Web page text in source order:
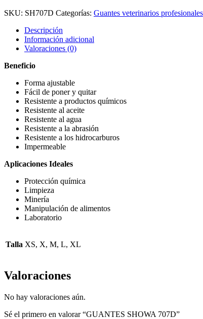
SKU: SH707D Categorías: Guantes veterinarios profesionales
Descripción
Información adicional
Valoraciones (0)
Beneficio
Forma ajustable
Fácil de poner y quitar
Resistente a productos químicos
Resistente al aceite
Resistente al agua
Resistente a la abrasión
Resistente a los hidrocarburos
Impermeable
Aplicaciones Ideales
Protección química
Limpieza
Minería
Manipulación de alimentos
Laboratorio
Talla XS, X, M, L, XL
Valoraciones
No hay valoraciones aún.
Sé el primero en valorar “GUANTES SHOWA 707D”